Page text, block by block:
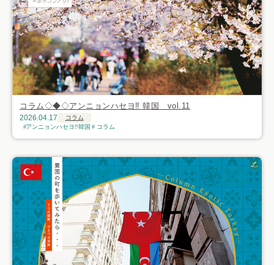
コラム◇◆◇アンニョンハセヨ‼ 韓国 vol.11
2026.04.17
コラム
アンニョンハセヨ‼韓国
コラム